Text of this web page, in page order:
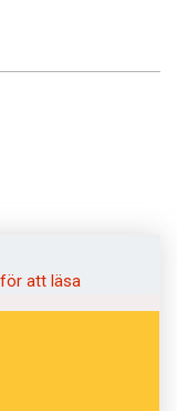
att läsa